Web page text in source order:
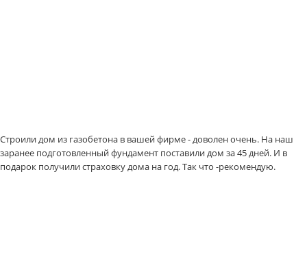
Строили дом из газобетона в вашей фирме - доволен очень. На наш
заранее подготовленный фундамент поставили дом за 45 дней. И в
подарок получили страховку дома на год. Так что -рекомендую.